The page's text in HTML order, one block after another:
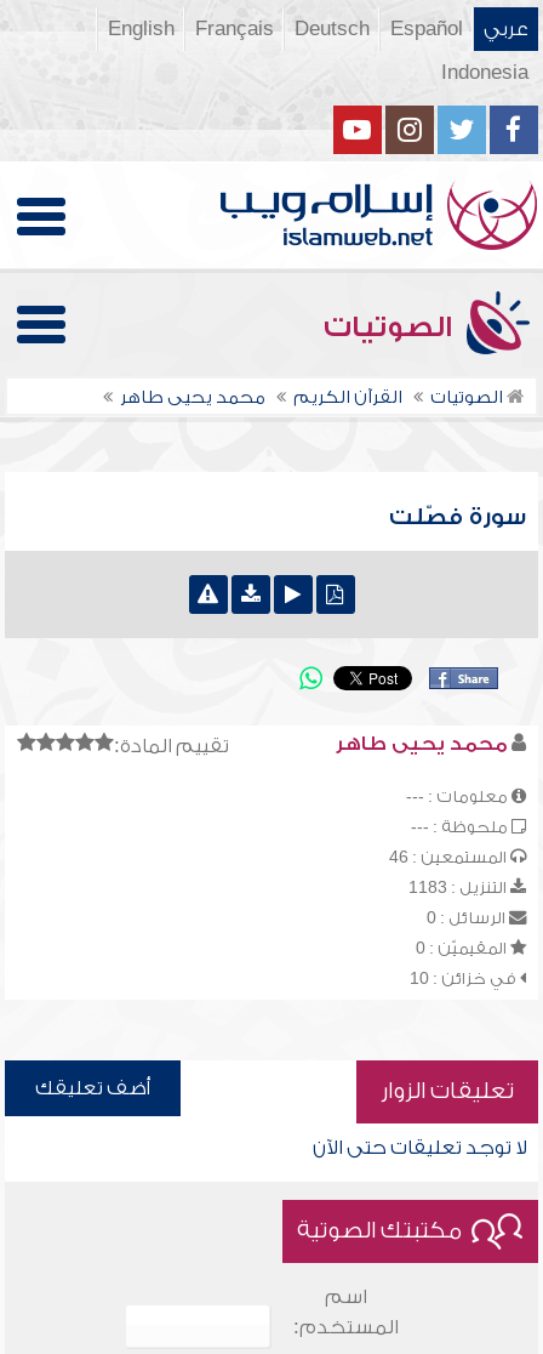
عربي Español
Deutsch
Français
English
Indonesia
الصوتيات
الصوتيات القرآن الكريم محمد يحيى طاهر
سورة فصّلت
تقييم المادة: محمد يحيى طاهر
معلومات : ---
ملحوظة : ---
المستمعين : 46
التنزيل : 1183
الرسائل : 0
المقيميّن : 0
في خزائن : 10
تعليقات الزوار أضف تعليقك
لا توجد تعليقات حتى الآن
مكتبتك الصوتية
اسم
المستخدم: